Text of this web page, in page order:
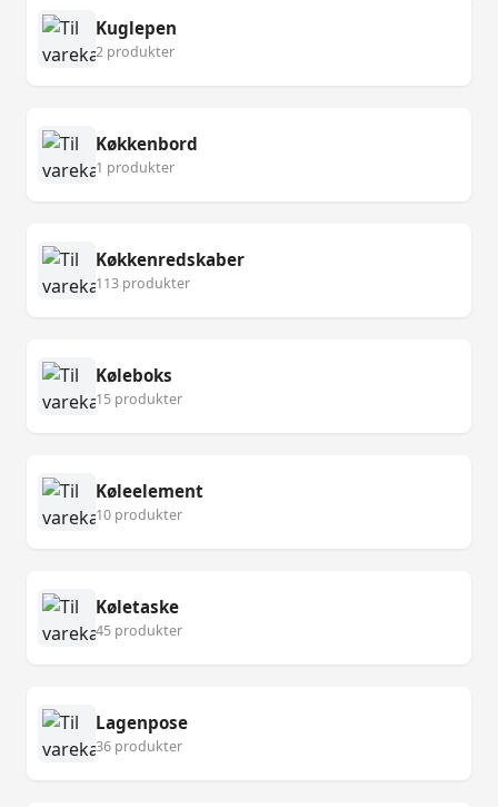
Kuglepen
2 produkter
Køkkenbord
1 produkter
Køkkenredskaber
113 produkter
Køleboks
15 produkter
Køleelement
10 produkter
Køletaske
45 produkter
Lagenpose
36 produkter